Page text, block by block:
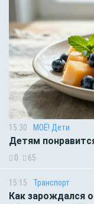
15:30 МОЁ! Дети
Детям
0 65
15:15 Транспорт
Как зарождался